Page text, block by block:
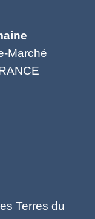
Marché
Terres du